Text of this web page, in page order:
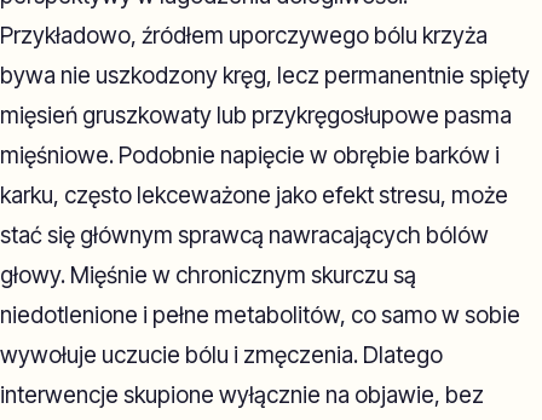
Przykładowo, źródłem uporczywego bólu krzyża
bywa nie uszkodzony kręg, lecz permanentnie spięty
mięsień gruszkowaty lub przykręgosłupowe pasma
mięśniowe. Podobnie napięcie w obrębie barków i
karku, często lekceważone jako efekt stresu, może
stać się głównym sprawcą nawracających bólów
głowy. Mięśnie w chronicznym skurczu są
niedotlenione i pełne metabolitów, co samo w sobie
wywołuje uczucie bólu i zmęczenia. Dlatego
interwencje skupione wyłącznie na objawie, bez